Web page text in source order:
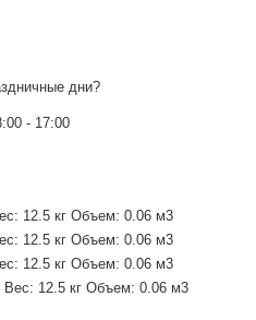
дни?
- 17:00
12.5 кг Объем: 0.06 м3
12.5 кг Объем: 0.06 м3
12.5 кг Объем: 0.06 м3
Вес: 12.5 кг Объем: 0.06 м3